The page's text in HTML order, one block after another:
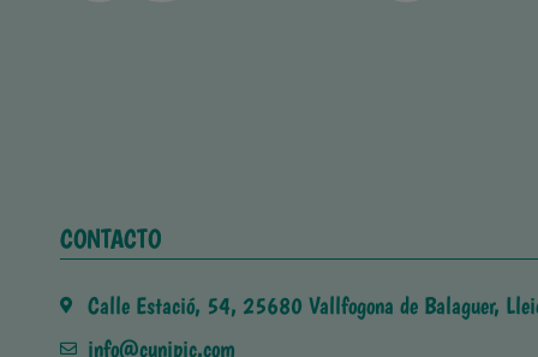
CONTACTO
Calle Estació, 54, 25680 Vallfogona de Balaguer,
info@cunipic.com